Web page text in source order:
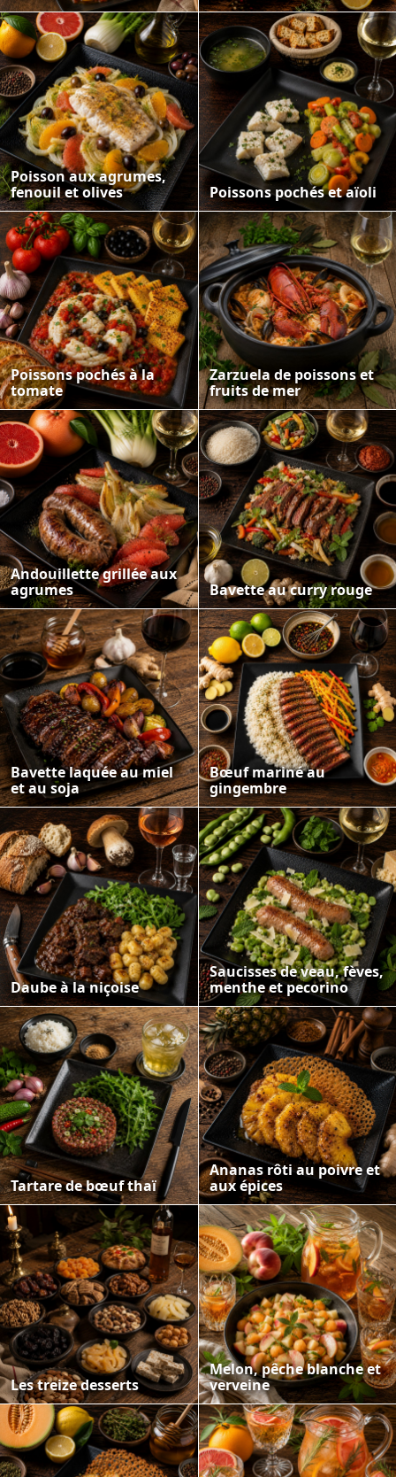
Poisson aux agrumes,
fenouil et olives
Poissons pochés et aïoli
Poissons pochés à la
tomate
Zarzuela de poissons et
fruits de mer
Andouillette grillée aux
agrumes
Bavette au curry rouge
Bavette laquée au miel
et au soja
Bœuf mariné au
gingembre
Daube à la niçoise
Saucisses de veau, fèves,
menthe et pecorino
Tartare de bœuf thaï
Ananas rôti au poivre et
aux épices
Les treize desserts
Melon, pêche blanche et
verveine